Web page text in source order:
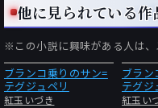
他に見られている作
※この小説に興味がある人は、
ブランコ乗りのサン=
テグジュペリ
紅玉いづき
ブラン
テグジ
紅玉い